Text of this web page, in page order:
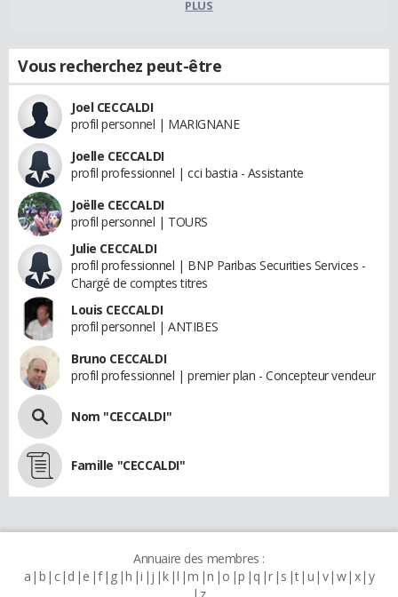
PLUS
Vous recherchez peut-être
Joel CECCALDI
profil personnel | MARIGNANE
Joelle CECCALDI
profil professionnel | cci bastia - Assistante
Joëlle CECCALDI
profil personnel | TOURS
Julie CECCALDI
profil professionnel | BNP Paribas Securities Services -
Chargé de comptes titres
Louis CECCALDI
profil personnel | ANTIBES
Bruno CECCALDI
profil professionnel | premier plan - Concepteur vendeur
Nom "CECCALDI"
Famille "CECCALDI"
Annuaire des membres :
a b c d e f g h i j k l m n o p q r s t u v w x y